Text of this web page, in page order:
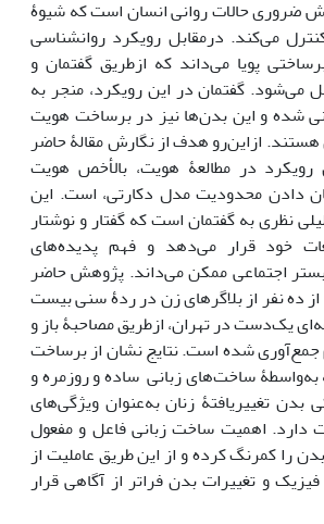
ضروری حالات روانی انسان است که شیوۀ
می‌کند. درمقابل رویکرد روانشناسی
پویا می‌داند که ازطریق گفتمان و
می‌شود. گفتمان در این رویکرد، منجر به
شده و این بدن‌ها نیز در برساخت هویت
از‌این‌رو هدف از نگارش مقالۀ حاضر
رویکرد در مطالعۀ هویت، بالأخص هویت
دادن محدودیت مدل دکارتی، است. این
نظری به گفتمان است که گفتار و نوشتار
خود قرار می‌دهد و فهم پدیده‌های
اجتماعی ممکن می‌داند. پژوهش حاضر
ده نفر از بلاگرهای زن در ردۀ سنی بیست
یک‌دست در تهران، ازطریق مصاحبۀ باز و
جمع‌آوری ‌شده است. نتایج نشان از برساخت
ساخت‌های زبانی ساده و روزمره و
بدن تغییریافتۀ زنان به‌عنوان ویژگی‌های
دارد. اهمیت ساخت زبانی فاعل و مفعول
را کمرنگ کرده و از این طریق عاملیت از
و تغییرات بدن فراتر از آگاهی قرار